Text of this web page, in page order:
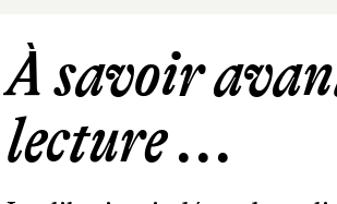
À savoir
lecture ...